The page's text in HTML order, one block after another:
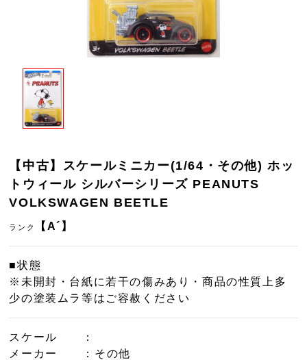
【中古】スケールミニカー(1/64・その他) ホッ
トウィール シルバーシリーズ PEANUTS
VOLKSWAGEN BEETLE
ランク 【A´】
■状態
※未開封・台紙に若干の傷みあり・商品の性質上多
少の塗装ムラ等はご容赦ください
スケール
：
メーカー
：その他